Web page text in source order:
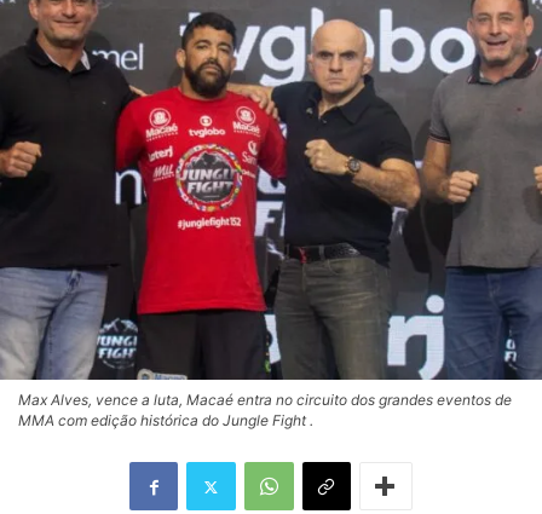
Max Alves, vence a luta, Macaé entra no circuito dos grandes eventos de
MMA com edição histórica do Jungle Fight .